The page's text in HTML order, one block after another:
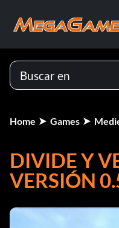
Home Games
DIVIDE Y
VERSIÓN